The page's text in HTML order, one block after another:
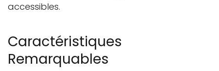
accessibles.
Caractéristiques
Remarquables